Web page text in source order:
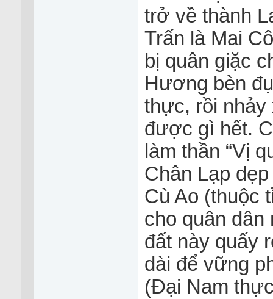
trở về thành
Trấn là Mai
bị quân giặc
Hương bèn
thực, rồi nhảy
được gì hết.
làm thần “Vị
Chân Lạp
Cù Ao (thuộc
cho quân
đất này quấy
dài để vững
(Đại Nam